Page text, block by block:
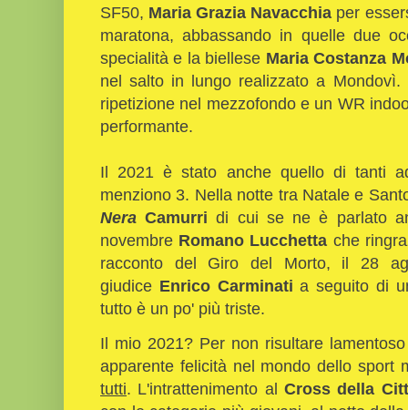
SF50, Maria Grazia Navacchia per
maratona, abbassando in quelle due
specialità e la biellese Maria Costanza
nel salto in lungo realizzato a Mondovì.
ripetizione nel mezzofondo e un WR
performante.
Il 2021 è stato anche quello di tanti
menziono 3. Nella notte tra Natale e
Nera Camurridi cui se ne è parlato
novembre Romano Lucchetta che
racconto del Giro del Morto, il 28
giudice Enrico Carminati a seguito di
tutto è un po' più triste.
Il mio 2021? Per non risultare
apparente felicità nel mondo dello sport
tutti. L'intrattenimento al Cross della